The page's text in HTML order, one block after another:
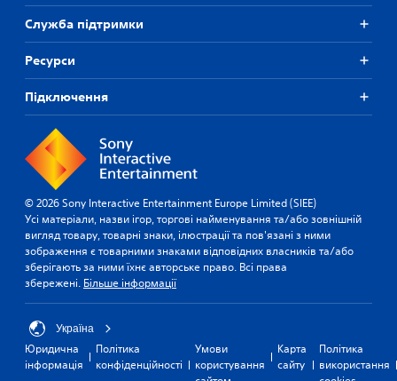
Служба підтримки
Ресурси
Підключення
© 2026 Sony Interactive Entertainment Europe Limited (SIEE)
Усі матеріали, назви ігор, торгові найменування та/або зовнішній
вигляд товару, товарні знаки, ілюстрації та пов'язані з ними
зображення є товарними знаками відповідних власників та/або
зберігають за ними їхнє авторське право. Всі права
збережені. Більше інформації
Україна
Юридична
інформація
Політика
конфіденційності
Умови
користування
Карта
сайту
Політика
використання